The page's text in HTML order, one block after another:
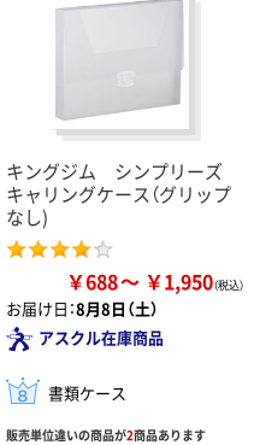
キングジム シンプリーズ
キャリングケース（グリップ
なし)
￥688 ￥1,950
お届け日：8月8日（土）
アスクル在庫商品
書類ケース
販売単位違いの商品が2商品あります